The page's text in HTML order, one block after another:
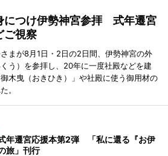
につけ伊勢神宮参拝 式年遷宮
ご視察
まが8月1日・2日の2日間、伊勢神宮の外
う）を参拝し、20年に一度社殿などを建
木曳（おきひき）」や社殿に使う御用材の
。
年遷宮応援本第2弾 「私に還る『お伊
旅」刊行